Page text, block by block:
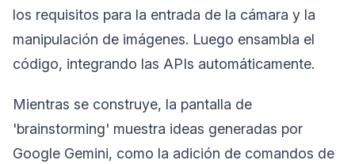
los requisitos para la entrada de la cámara y la
manipulación de imágenes. Luego ensambla el
código, integrando las APIs automáticamente.
Mientras se construye, la pantalla de
'brainstorming' muestra ideas generadas por
Google Gemini, como la adición de comandos de